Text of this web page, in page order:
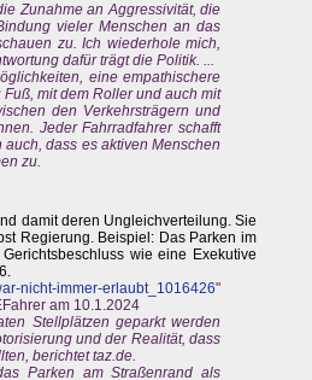
Zunahme an Aggressivität, die
vieler Menschen an das
zu. Ich wiederhole mich,
dafür trägt die Politik. ...
eine empathischere
mit dem Roller und auch mit
den Verkehrsträgern und
Jeder Fahrradfahrer schafft
dass es aktiven Menschen
zu.
damit deren Ungleichverteilung. Sie
Regierung. Beispiel: Das Parken im
wie eine Exekutive
nicht-immer-erlaubt_1016426"
am 10.1.2024
Stellplätzen geparkt werden
und der Realität, dass
berichtet taz.de.
Parken am Straßenrand als